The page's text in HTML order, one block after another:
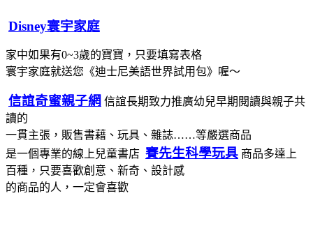
Disney寰宇家庭
家中如果有0~3歲的寶寶，只要填寫表格
寰宇家庭就送您《迪士尼美語世界試用包》喔～
信誼奇蜜親子網 信誼長期致力推廣幼兒早期閱讀與親子共
讀的
一貫主張，販售書藉、玩具、雜誌……等嚴選商品
是一個專業的線上兒童書店 賽先生科學玩具 商品多達上
百種，只要喜歡創意、新奇、設計感
的商品的人，一定會喜歡